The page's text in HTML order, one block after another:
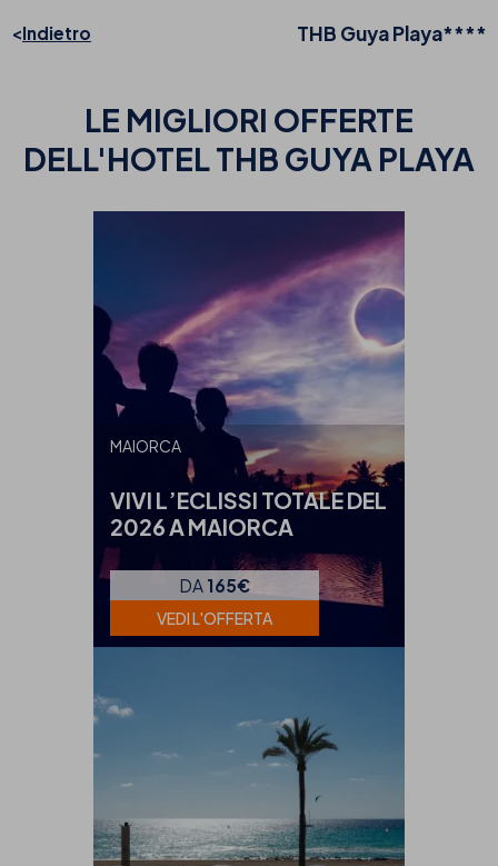
Indietro THB Guya Playa****
LE MIGLIORI OFFERTE
DELL'HOTEL THB GUYA PLAYA
MAIORCA
VIVI L’ECLISSI TOTALE DEL
2026 A MAIORCA
DA 165€
VEDI L'OFFERTA